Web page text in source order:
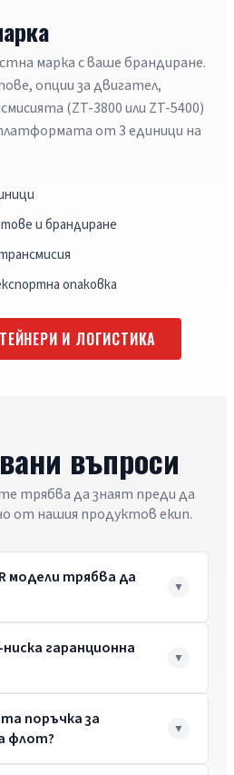
марка с ваше брандиране.
опции за двигател,
(ZT-3800 или ZT-5400)
от 3 единици на
и брандиране
опаковка
И ЛОГИСТИКА
въпроси
трябва да знаят преди да
от нашия продуктов екип.
модели трябва да
гаранционна
поръчка за
флот?